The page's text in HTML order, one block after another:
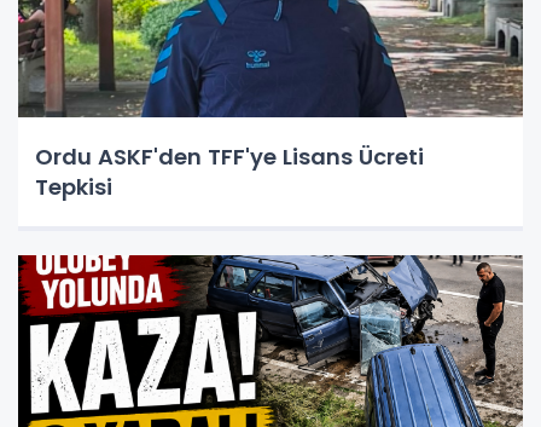
Ordu ASKF'den TFF'ye Lisans Ücreti
Tepkisi